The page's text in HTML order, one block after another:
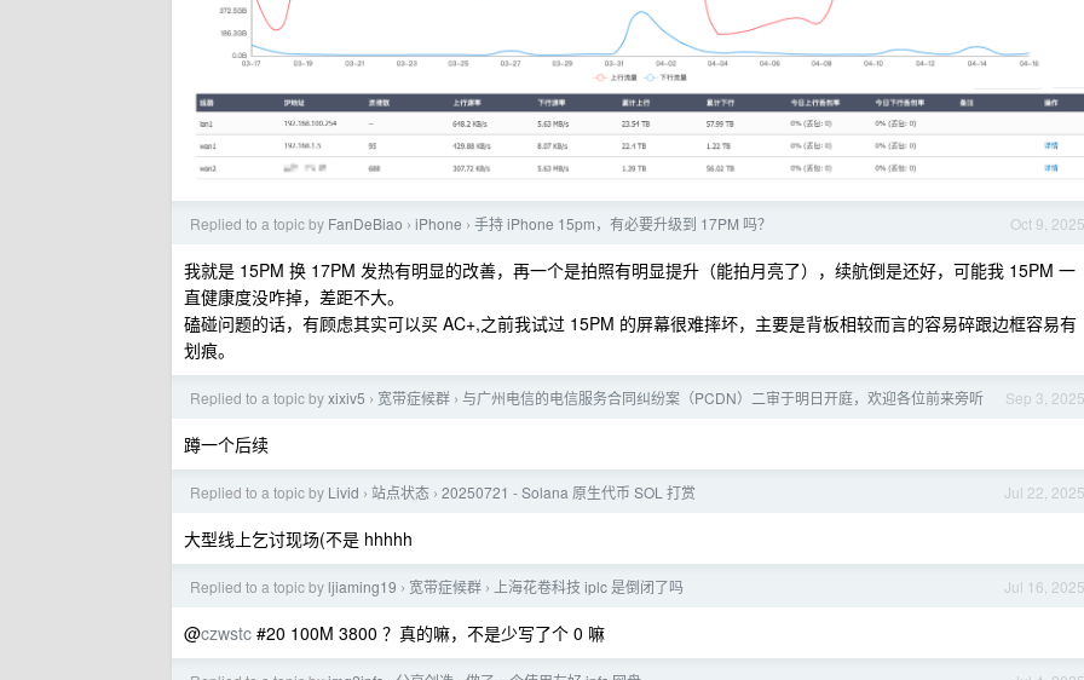
Oct 9, 2025
Replied to a topic by FanDeBiao › iPhone › 手持 iPhone 15pm，有必要升级到 17PM 吗？
我就是 15PM 换 17PM 发热有明显的改善，再一个是拍照有明显提升（能拍月亮了），续航倒是还好，可能我 15PM 一
直健康度没咋掉，差距不大。
磕碰问题的话，有顾虑其实可以买 AC+,之前我试过 15PM 的屏幕很难摔坏，主要是背板相较而言的容易碎跟边框容易有
划痕。
Sep 3, 2025
Replied to a topic byxixiv5 › 宽带症候群 › 与广州电信的电信服务合同纠纷案（PCDN）二审于明日开庭，欢迎各位前来旁听
蹲一个后续
Jul 22, 2025
Replied to a topic by Livid › 站点状态 › 20250721 - Solana 原生代币 SOL 打赏
大型线上乞讨现场(不是 hhhhh
Jul 16, 2025
Replied to a topic by ljiaming19 › 宽带症候群 › 上海花卷科技 iplc 是倒闭了吗
@czwstc #20 100M 3800 ？真的嘛，不是少写了个 0 嘛